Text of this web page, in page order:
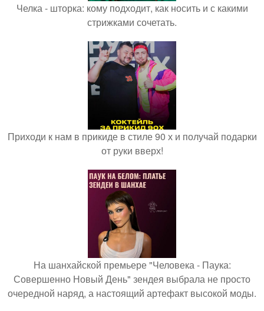
Челка - шторка: кому подходит, как носить и с какими
стрижками сочетать.
Приходи к нам в прикиде в стиле 90 х и получай подарки
от руки вверх!
На шанхайской премьере "Человека - Паука:
Совершенно Новый День" зендея выбрала не просто
очередной наряд, а настоящий артефакт высокой моды.